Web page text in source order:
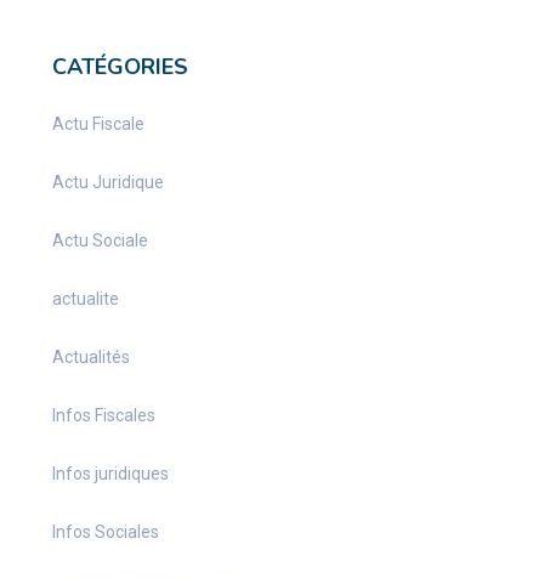
CATÉGORIES
Actu Fiscale
Actu Juridique
Actu Sociale
actualite
Actualités
Infos Fiscales
Infos juridiques
Infos Sociales